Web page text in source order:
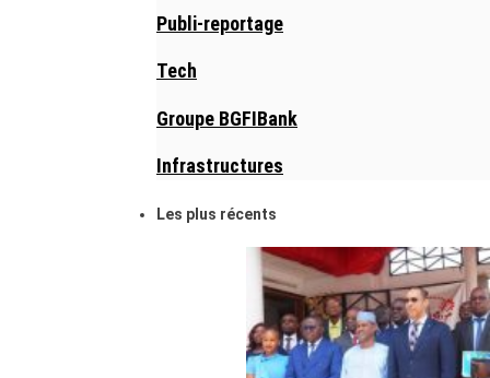
Publi-reportage
Tech
Groupe BGFIBank
Infrastructures
Les plus récents